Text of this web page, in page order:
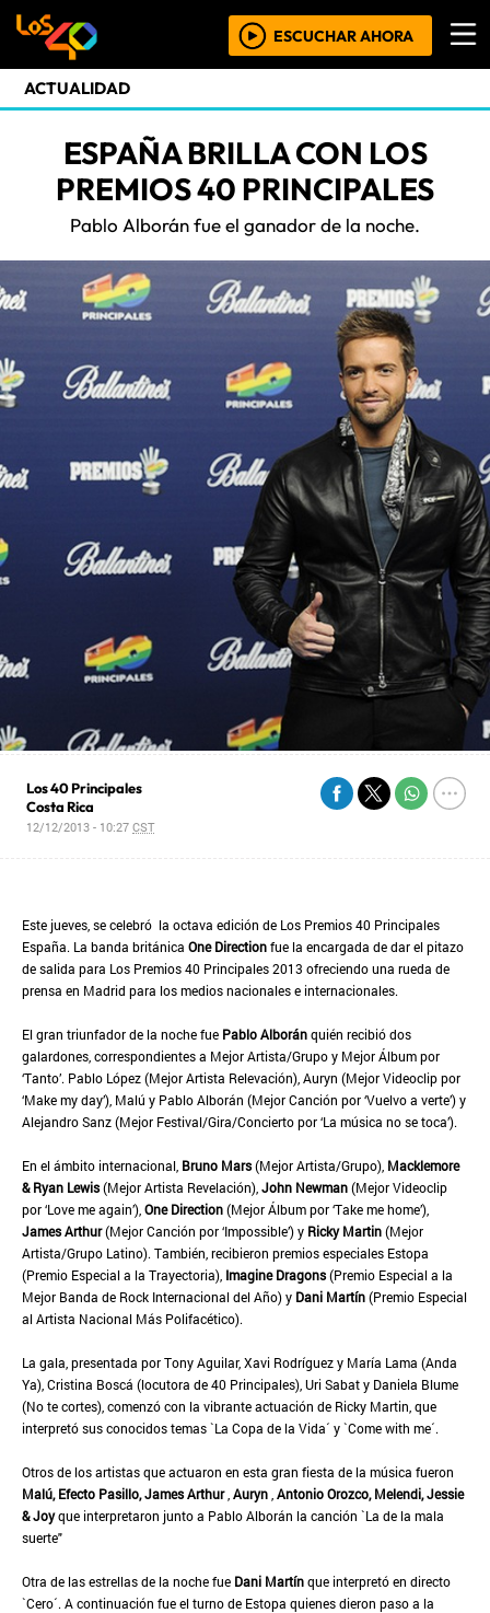
ESCUCHAR AHORA
ACTUALIDAD
ESPAÑA BRILLA CON LOS
PREMIOS 40 PRINCIPALES
Pablo Alborán fue el ganador de la noche.
Los 40 Principales
Costa Rica
12/12/2013 - 10:27CST
Este jueves, se celebró la octava edición de Los Premios 40 Principales
España. La banda británica One Directionfue la encargada de dar el pitazo
de salida para Los Premios 40 Principales 2013 ofreciendo una rueda de
prensa en Madrid para los medios nacionales e internacionales.
El gran triunfador de la noche fue Pablo Alboránquién recibió dos
galardones, correspondientes a Mejor Artista/Grupo y Mejor Álbum por
‘Tanto’. Pablo López (Mejor Artista Relevación), Auryn (Mejor Videoclip por
‘Make my day’), Malú y Pablo Alborán (Mejor Canción por ‘Vuelvo a verte’) y
Alejandro Sanz (Mejor Festival/Gira/Concierto por ‘La música no se toca’).
En el ámbito internacional, Bruno Mars(Mejor Artista/Grupo), Macklemore
& Ryan Lewis(Mejor Artista Revelación), John Newman(Mejor Videoclip
por ‘Love me again’), One Direction(Mejor Álbum por ‘Take me home’),
James Arthur(Mejor Canción por ‘Impossible’) y Ricky Martin(Mejor
Artista/Grupo Latino). También, recibieron premios especiales Estopa
(Premio Especial a la Trayectoria), Imagine Dragons(Premio Especial a la
Mejor Banda de Rock Internacional del Año) y Dani Martín(Premio Especial
al Artista Nacional Más Polifacético).
La gala, presentada por Tony Aguilar, Xavi Rodríguez y María Lama (Anda
Ya), Cristina Boscá (locutora de 40 Principales), Uri Sabat y Daniela Blume
(No te cortes), comenzó con la vibrante actuación de Ricky Martin, que
interpretó sus conocidos temas `La Copa de la Vida´ y `Come with me´.
Otros de los artistas que actuaron en esta gran fiesta de la música fueron
Malú, Efecto Pasillo,James Arthur, Auryn Antonio Orozco, Melendi, Jessie
& Joyque interpretaron junto a Pablo Alborán la canción `La de la mala
suerte"
Otra de las estrellas de la noche fue Dani Martínque interpretó en directo
`Cero´. A continuación fue el turno de Estopa quienes dieron paso a la